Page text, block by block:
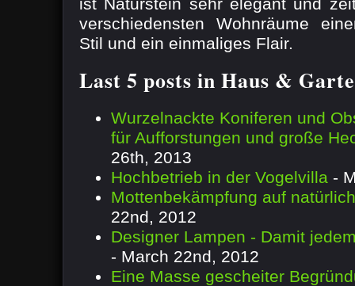
verschiedensten Wohnräume
Stil und ein einmaliges Flair.
Last 5 posts in Haus &
Wurzelnackte Koniferen und
für Aufforstungen und große
26th, 2013
Hochbetrieb in der Vogelvilla -
Mottenbekämpfung auf
22nd, 2012
Designer Lampen - Damit
- March 22nd, 2012
Eine Masse gescheiter